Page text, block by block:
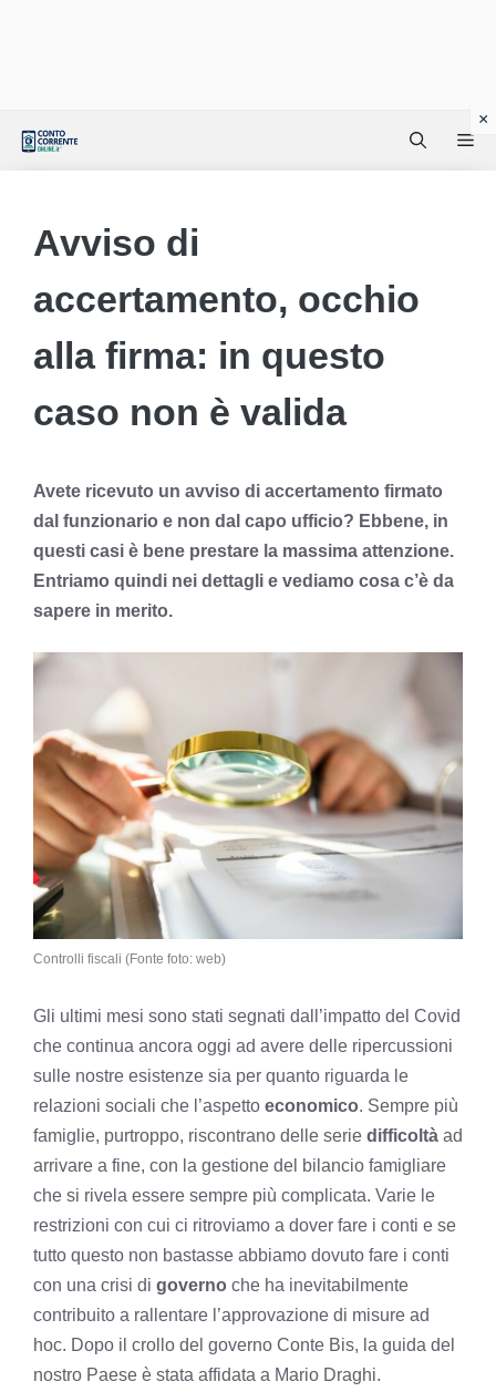
Avviso di
accertamento, occhio
alla firma: in questo
caso non è valida
Avete ricevuto un avviso di accertamento firmato
dal funzionario e non dal capo ufficio? Ebbene, in
questi casi è bene prestare la massima attenzione.
Entriamo quindi nei dettagli e vediamo cosa c’è da
sapere in merito.
Controlli fiscali (Fonte foto: web)
Gli ultimi mesi sono stati segnati dall’impatto del Covid
che continua ancora oggi ad avere delle ripercussioni
sulle nostre esistenze sia per quanto riguarda le
relazioni sociali che l’aspetto economico. Sempre più
famiglie, purtroppo, riscontrano delle serie difficoltà ad
arrivare a fine, con la gestione del bilancio famigliare
che si rivela essere sempre più complicata. Varie le
restrizioni con cui ci ritroviamo a dover fare i conti e se
tutto questo non bastasse abbiamo dovuto fare i conti
con una crisi di governo che ha inevitabilmente
contribuito a rallentare l’approvazione di misure ad
hoc. Dopo il crollo del governo Conte Bis, la guida del
nostro Paese è stata affidata a Mario Draghi.